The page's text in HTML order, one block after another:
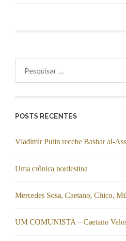
POSTS RECENTES
Vladimir Putin recebe Bashar al-
Uma crônica nordestina
Mercedes Sosa, Caetano, Chico,
UM COMUNISTA – Caetano